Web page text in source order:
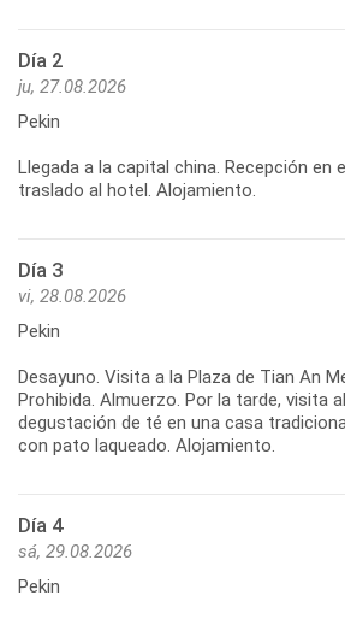
Día 2
ju, 27.08.2026
Pekin
Llegada a la capital china. Recepción en
Día 3
vi, 28.08.2026
Pekin
Desayuno. Visita a la Plaza de Tian An
Prohibida. Almuerzo. Por la tarde, visita
degustación de té en una casa
Día 4
sá, 29.08.2026
Pekin